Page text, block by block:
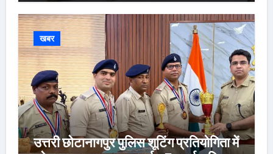
खबर
उत्तरी छोटानागपुर पुलिस शूटिंग प्रतियोगिता में